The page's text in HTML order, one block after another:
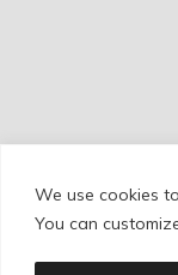
We use cookies
You can
Cookie